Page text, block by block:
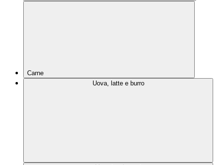
Carne
Uova, latte e burro